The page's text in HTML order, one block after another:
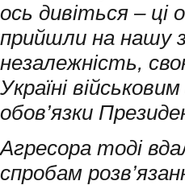
ось дивіться – ці
прийшли на нашу
незалежність,
Україні
обов’язки
Агресора тоді
спробам